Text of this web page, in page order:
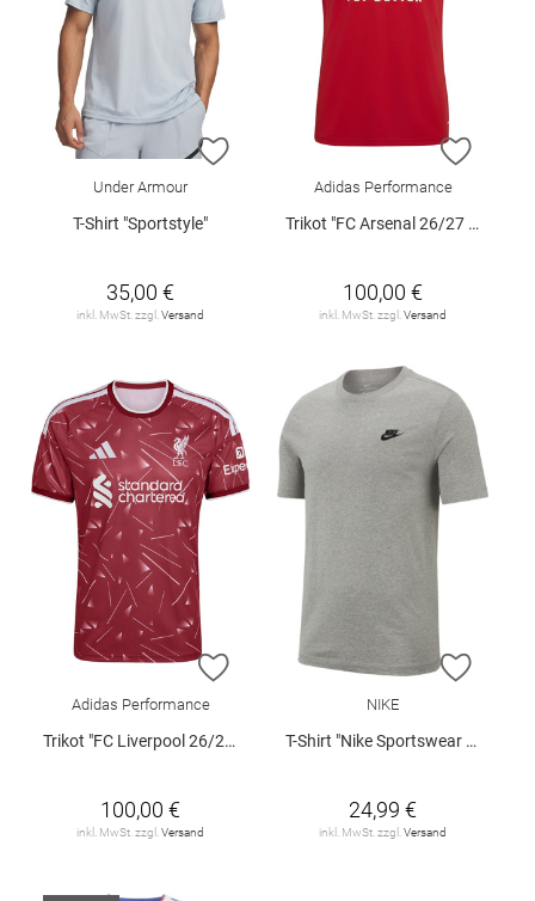
ZUR WUNSCHLISTE HINZUFÜGEN
Under Armour
T-Shirt "Sportstyle"
35,00 €
inkl. MwSt. zzgl. Versand
ZUR
Adidas Performance
Trikot "FC Arsenal 26/27 Heimtrikot"
100,00 €
inkl. MwSt. zzgl. Versand
ZUR WUNSCHLISTE HINZUFÜGEN
Adidas Performance
Trikot "FC Liverpool 26/27 Heimtrikot"
100,00 €
inkl. MwSt. zzgl. Versand
ZUR
NIKE
T-Shirt "Nike Sportswear Club"
24,99 €
inkl. MwSt. zzgl. Versand